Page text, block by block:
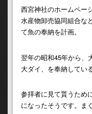
西宮神社のホームペー
水産物卸売協同組合な
て魚の奉納を計画。
翌年の昭和45年から、
大ダイ、を奉納してい
参拝者に見て貰うため
になったそうです。ま